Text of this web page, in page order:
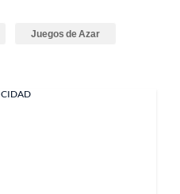
Juegos de Azar